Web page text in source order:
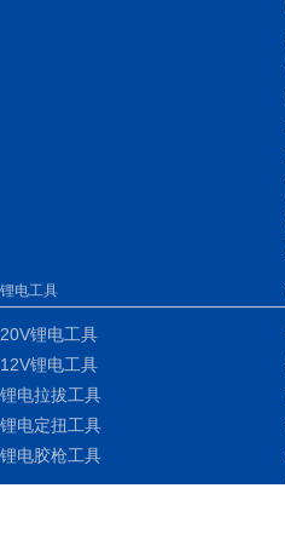
锂电工具
20V锂电工具
12V锂电工具
锂电拉拔工具
锂电定扭工具
锂电胶枪工具